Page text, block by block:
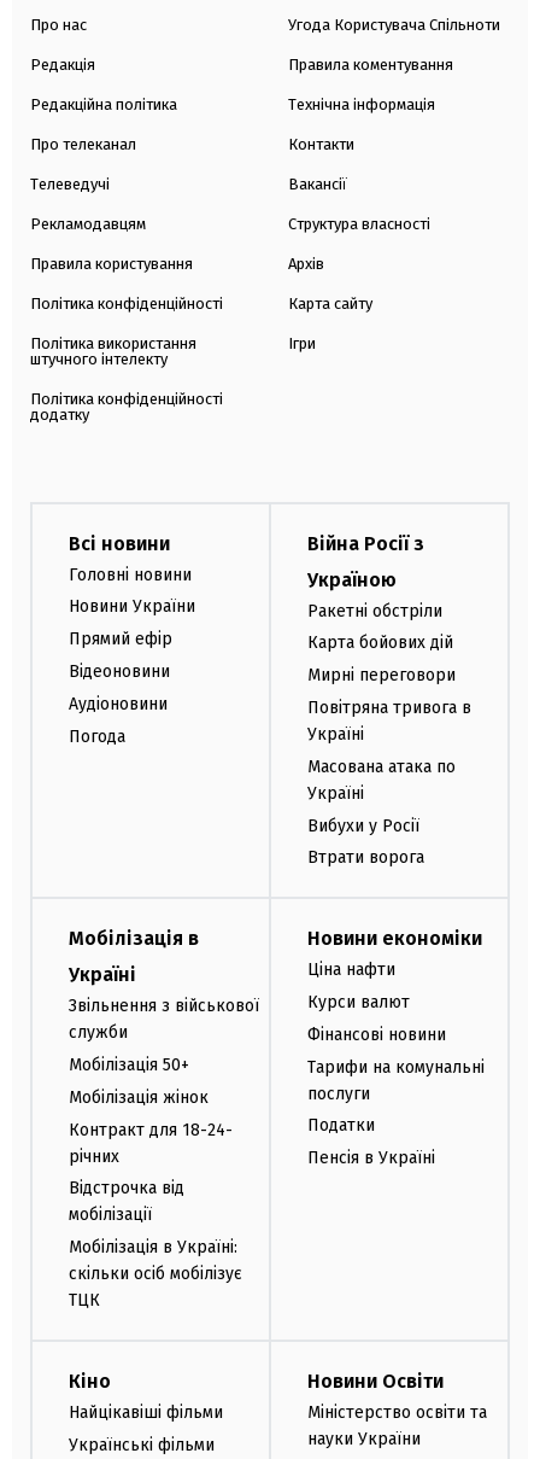
Про нас
Редакція
Редакційна політика
Про телеканал
Телеведучі
Рекламодавцям
Правила користування
Політика конфіденційності
Політика використання
штучного інтелекту
Політика конфіденційності
додатку
Угода Користувача Спільноти
Правила коментування
Технічна інформація
Контакти
Вакансії
Структура власності
Архів
Карта сайту
Ігри
Всі новини
Головні новини
Новини України
Прямий ефір
Відеоновини
Аудіоновини
Погода
Війна Росії з
Україною
Ракетні обстріли
Карта бойових дій
Мирні переговори
Повітряна тривога в
Україні
Масована атака по
Україні
Вибухи у Росії
Втрати ворога
Мобілізація в
Україні
Звільнення з військової
служби
Мобілізація 50+
Мобілізація жінок
Контракт для 18-24-
річних
Відстрочка від
мобілізації
Мобілізація в Україні:
скільки осіб мобілізує
ТЦК
Новини економіки
Ціна нафти
Курси валют
Фінансові новини
Тарифи на комунальні
послуги
Податки
Пенсія в Україні
Кіно
Найцікавіші фільми
Українські фільми
Новини Освіти
Міністерство освіти та
науки України